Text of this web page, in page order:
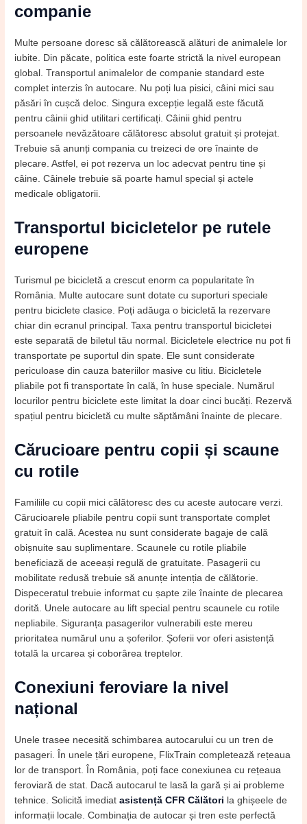
companie
Multe persoane doresc să călătorească alături de animalele lor
iubite. Din păcate, politica este foarte strictă la nivel european
global. Transportul animalelor de companie standard este
complet interzis în autocare. Nu poți lua pisici, câini mici sau
păsări în cușcă deloc. Singura excepție legală este făcută
pentru câinii ghid utilitari certificați. Câinii ghid pentru
persoanele nevăzătoare călătoresc absolut gratuit și protejat.
Trebuie să anunți compania cu treizeci de ore înainte de
plecare. Astfel, ei pot rezerva un loc adecvat pentru tine și
câine. Câinele trebuie să poarte hamul special și actele
medicale obligatorii.
Transportul bicicletelor pe rutele
europene
Turismul pe bicicletă a crescut enorm ca popularitate în
România. Multe autocare sunt dotate cu suporturi speciale
pentru biciclete clasice. Poți adăuga o bicicletă la rezervare
chiar din ecranul principal. Taxa pentru transportul bicicletei
este separată de biletul tău normal. Bicicletele electrice nu pot fi
transportate pe suportul din spate. Ele sunt considerate
periculoase din cauza bateriilor masive cu litiu. Bicicletele
pliabile pot fi transportate în cală, în huse speciale. Numărul
locurilor pentru biciclete este limitat la doar cinci bucăți. Rezervă
spațiul pentru bicicletă cu multe săptămâni înainte de plecare.
Cărucioare pentru copii și scaune
cu rotile
Familiile cu copii mici călătoresc des cu aceste autocare verzi.
Cărucioarele pliabile pentru copii sunt transportate complet
gratuit în cală. Acestea nu sunt considerate bagaje de cală
obișnuite sau suplimentare. Scaunele cu rotile pliabile
beneficiază de aceeași regulă de gratuitate. Pasagerii cu
mobilitate redusă trebuie să anunțe intenția de călătorie.
Dispeceratul trebuie informat cu șapte zile înainte de plecarea
dorită. Unele autocare au lift special pentru scaunele cu rotile
nepliabile. Siguranța pasagerilor vulnerabili este mereu
prioritatea numărul unu a șoferilor. Șoferii vor oferi asistență
totală la urcarea și coborârea treptelor.
Conexiuni feroviare la nivel
național
Unele trasee necesită schimbarea autocarului cu un tren de
pasageri. În unele țări europene, FlixTrain completează rețeaua
lor de transport. În România, poți face conexiunea cu rețeaua
feroviară de stat. Dacă autocarul te lasă la gară și ai probleme
tehnice. Solicită imediatasistență CFR Călători la ghișeele de
informații locale. Combinația de autocar și tren este perfectă